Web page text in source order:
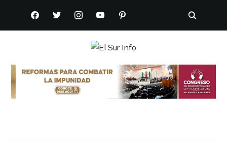
FACEBOOKTWITTERINSTAGRAMYOUTUBEPINTEREST